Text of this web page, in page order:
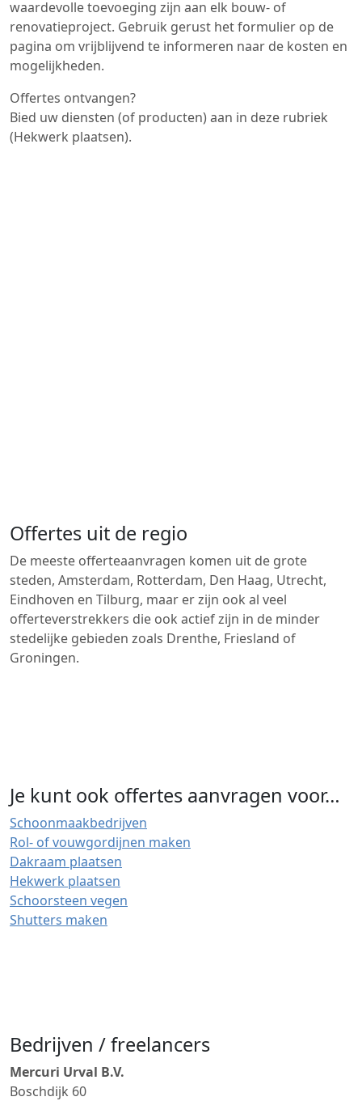
waardevolle toevoeging zijn aan elk bouw- of
renovatieproject. Gebruik gerust het formulier op de
pagina om vrijblijvend te informeren naar de kosten en
mogelijkheden.
Offertes ontvangen?
Bied uw diensten (of producten) aan in deze rubriek
(Hekwerk plaatsen).
Offertes uit de regio
De meeste offerteaanvragen komen uit de grote
steden, Amsterdam, Rotterdam, Den Haag, Utrecht,
Eindhoven en Tilburg, maar er zijn ook al veel
offerteverstrekkers die ook actief zijn in de minder
stedelijke gebieden zoals Drenthe, Friesland of
Groningen.
Je kunt ook offertes aanvragen voor…
Schoonmaakbedrijven
Rol- of vouwgordijnen maken
Dakraam plaatsen
Hekwerk plaatsen
Schoorsteen vegen
Shutters maken
Bedrijven / freelancers
Mercuri Urval B.V.
Boschdijk 60